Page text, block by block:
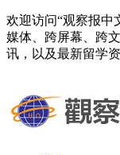
欢迎访问“观察报中
媒体、跨屏幕、跨
讯，以及最新留学